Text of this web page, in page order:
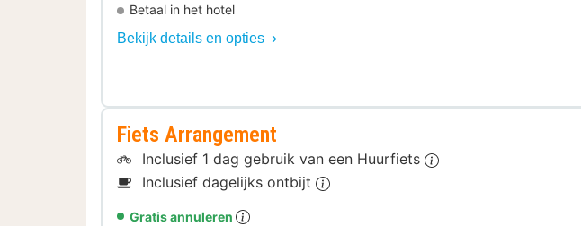
Betaal in het hotel
Bekijk details en opties
Fiets Arrangement
Inclusief 1 dag gebruik van een Huurfiets
Inclusief dagelijks ontbijt
Gratis annuleren